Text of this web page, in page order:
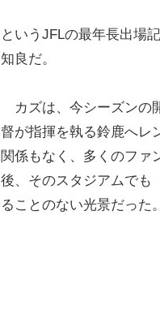
というJFLの最年長出場
知良だ。
カズは、今シーズンの
督が指揮を執る鈴鹿へレ
関係もなく、多くのファ
後、そのスタジアムでも
ることのない光景だった。